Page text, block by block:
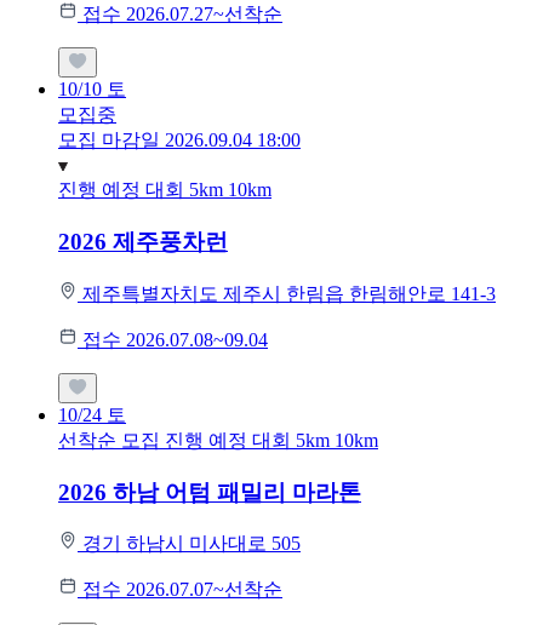
접수 2026.07.27~선착순
10/10 토
모집중
모집 마감일 2026.09.04 18:00
진행 예정 대회 5km 10km
2026 제주풍차런
제주특별자치도 제주시 한림읍 한림해안로 141-3
접수 2026.07.08~09.04
10/24 토
선착순 모집 진행 예정 대회 5km 10km
2026 하남 어텀 패밀리 마라톤
경기 하남시 미사대로 505
접수 2026.07.07~선착순